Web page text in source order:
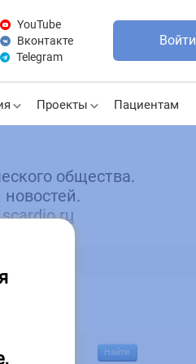
YouTube
Вконтакте
Telegram
Войти
Проекты Пациентам
общества.
scardio.ru
Найти